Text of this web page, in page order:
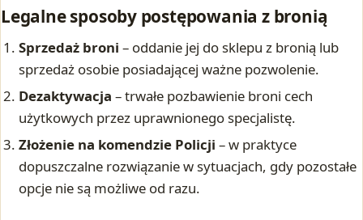
Legalne sposoby postępowania z bronią
Sprzedaż broni – oddanie jej do sklepu z bronią lub
sprzedaż osobie posiadającej ważne pozwolenie.
Dezaktywacja – trwałe pozbawienie broni cech
użytkowych przez uprawnionego specjalistę.
Złożenie na komendzie Policji – w praktyce
dopuszczalne rozwiązanie w sytuacjach, gdy pozostałe
opcje nie są możliwe od razu.